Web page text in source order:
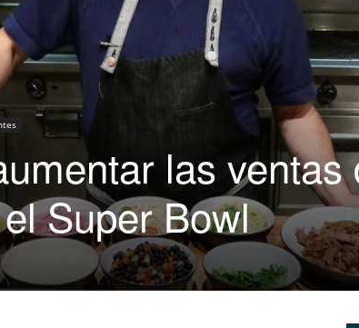
Capacitación
para
Restaurantes
las ventas
Super Bowl